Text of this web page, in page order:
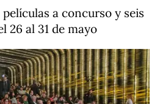
a concurso y seis
26 al 31 de mayo